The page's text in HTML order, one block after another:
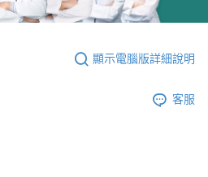
顯示電腦版詳細說明
客服